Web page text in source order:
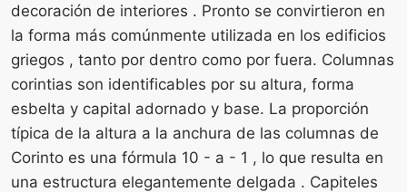
decoración de interiores . Pronto se convirtieron en
la forma más comúnmente utilizada en los edificios
griegos , tanto por dentro como por fuera. Columnas
corintias son identificables por su altura, forma
esbelta y capital adornado y base. La proporción
típica de la altura a la anchura de las columnas de
Corinto es una fórmula 10 - a - 1 , lo que resulta en
una estructura elegantemente delgada . Capiteles